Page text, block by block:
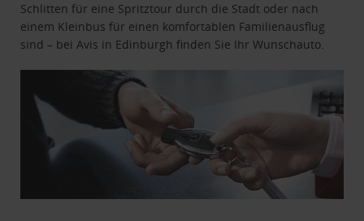
Schlitten für eine Spritztour durch die Stadt oder nach
einem Kleinbus für einen komfortablen Familienausflug
sind – bei Avis in Edinburgh finden Sie Ihr Wunschauto.